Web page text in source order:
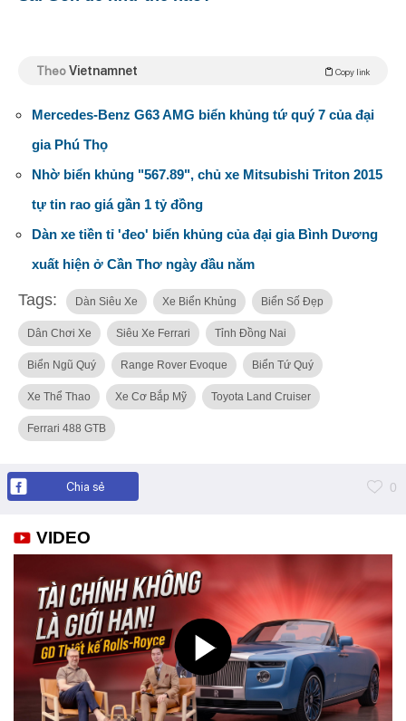
TheoVietnamnet Copy link
Mercedes-Benz G63 AMG biển khủng tứ quý 7 của đại
gia Phú Thọ
Nhờ biển khủng "567.89", chủ xe Mitsubishi Triton 2015
tự tin rao giá gần 1 tỷ đồng
Dàn xe tiền tỉ 'đeo' biển khủng của đại gia Bình Dương
xuất hiện ở Cần Thơ ngày đầu năm
Tags: Dàn Siêu Xe Xe Biển Khủng Biển Số Đẹp
Dân Chơi Xe Siêu Xe Ferrari Tỉnh Đồng Nai
Biển Ngũ Quý Range Rover Evoque Biển Tứ Quý
Xe Thể Thao Xe Cơ Bắp Mỹ Toyota Land Cruiser
Ferrari 488 GTB
Chia sẻ 0
VIDEO